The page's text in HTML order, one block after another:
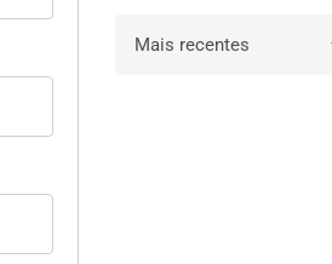
Ordenar por